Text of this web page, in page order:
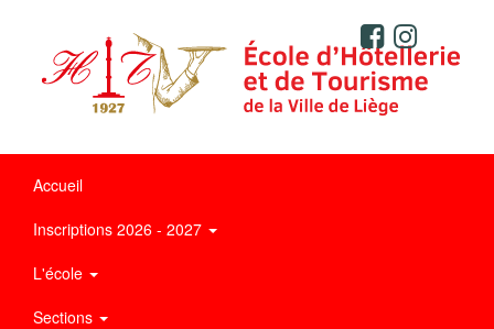
Accueil
Inscriptions 2026 - 2027
L'école
Sections